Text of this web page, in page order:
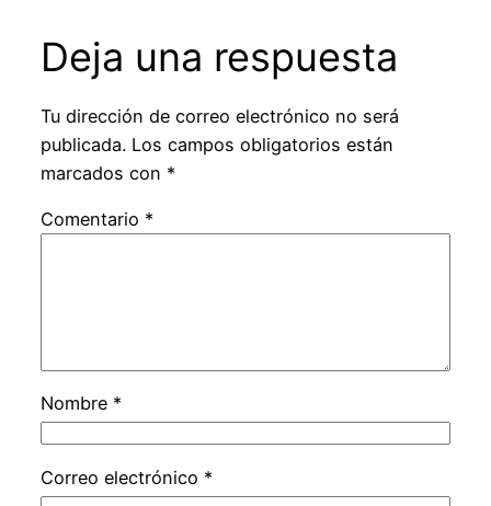
Deja una respuesta
Tu dirección de correo electrónico no será
publicada. Los campos obligatorios están
marcados con *
Comentario *
Nombre *
Correo electrónico *